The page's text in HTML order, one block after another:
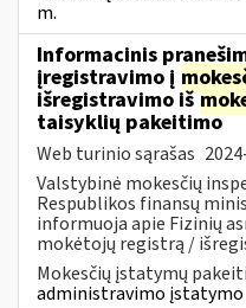
m.
Informacinis
įregistravimo į
išregistravimo iš
taisyklių pakeitimo
Web turinio sąrašas
Valstybinė mokesčių
Respublikos finansų
informuoja apie Fizinių
mokėtojų registrą /
Mokesčių įstatymų
administravimo įstatymo